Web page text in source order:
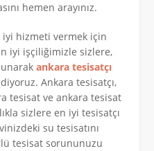
hemen arayınız.
hizmeti vermek için
iyi işçiliğimizle sizlere,
ankara tesisatçı
Ankara tesisatçı,
tesisat ve ankara tesisat
sizlere en iyi tesisatçı
su tesisatını
tesisat sorununuzu